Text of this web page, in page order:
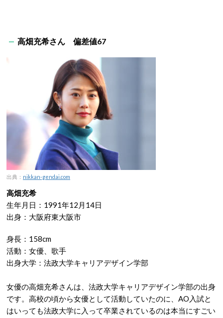
高畑充希さん 偏差値67
出典： nikkan-gendai.com
高畑充希
生年月日：1991年12月14日
出身：大阪府東大阪市
身長：158cm
活動：女優、歌手
出身大学：法政大学キャリアデザイン学部
女優の高畑充希さんは、法政大学キャリアデザイン学部の出身
です。高校の頃から女優として活動していたのに、AO入試と
はいっても法政大学に入って卒業されているのは本当にすごい